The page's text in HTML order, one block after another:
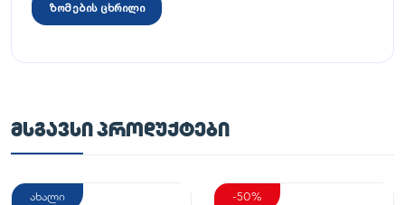
ზომების ცხრილი
ᲛᲡᲒᲐᲕᲡᲘ ᲞᲠᲝᲓᲣᲥᲢᲔᲑᲘ
ახალი -50%